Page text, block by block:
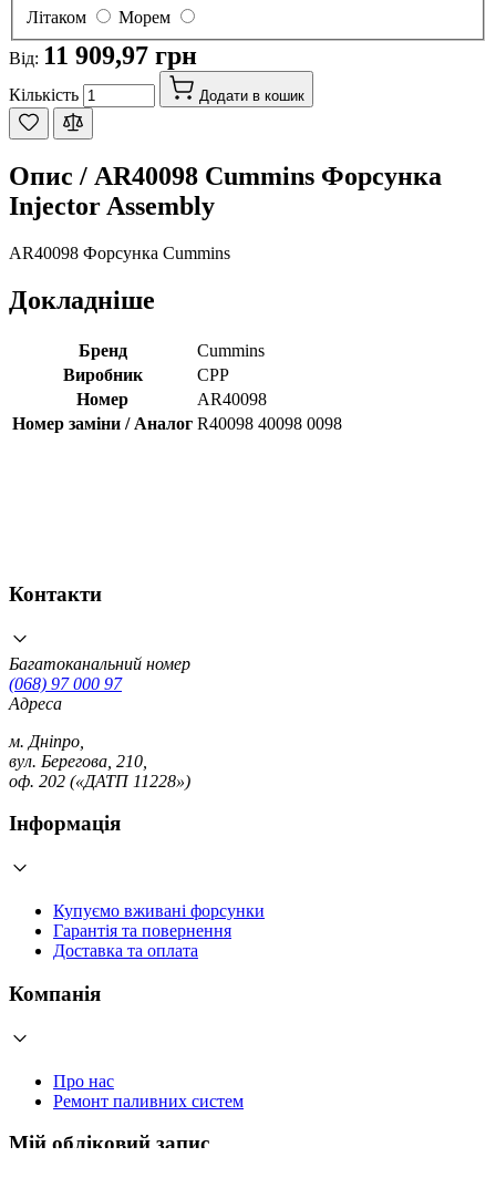
Літаком
Морем
Від: 11 909,97 грн
Кількість Додати в кошик
Опис / AR40098 Cummins Форсунка
Injector Assembly
AR40098 Форсунка Cummins
Докладніше
Бренд
Cummins
Виробник
CPP
Номер
AR40098
Номер заміни / Аналог R40098 40098 0098
Контакти
Багатоканальний номер
(068) 97 000 97
Адреса
м. Дніпро,
вул. Берегова, 210,
оф. 202 («ДАТП 11228»)
Інформація
Купуємо вживані форсунки
Гарантія та повернення
Доставка та оплата
Компанія
Про нас
Ремонт паливних систем
Мій обліковий запис